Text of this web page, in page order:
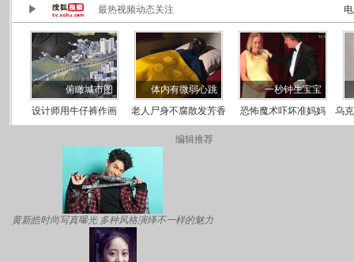
编辑推荐
黄新皓时尚写真曝光 多种风格演绎不一样的魅力